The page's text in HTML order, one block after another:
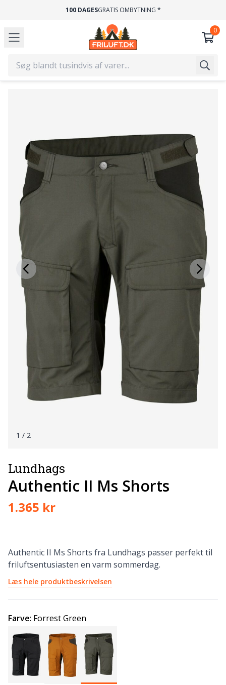
100 DAGESGRATIS OMBYTNING *
1 / 2
Lundhags
Authentic II Ms Shorts
1.365 kr
Authentic II Ms Shorts fra Lundhags passer perfekt til
friluftsentusiasten en varm sommerdag.
Læs hele produktbeskrivelsen
Farve: Forrest Green